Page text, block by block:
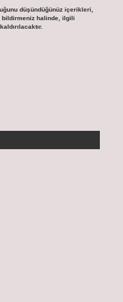
düşündüğünüz içerikleri,
halinde, ilgili